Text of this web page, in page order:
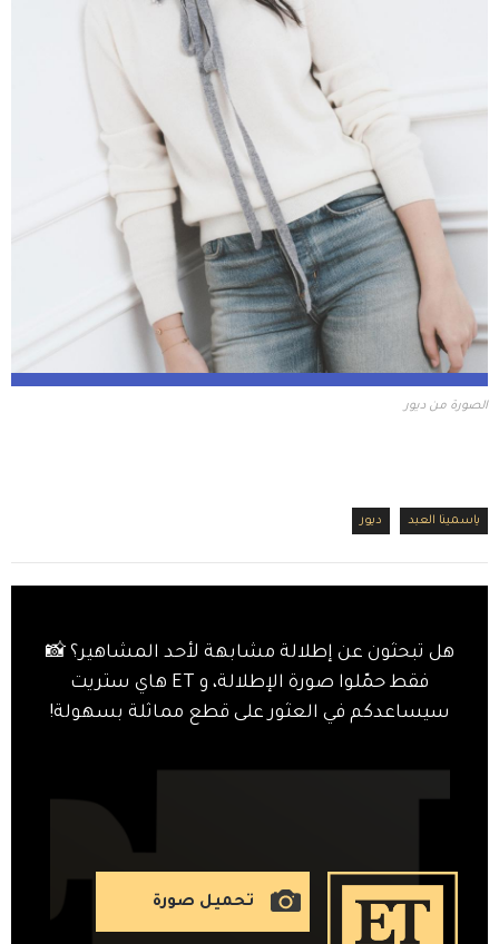
الصورة من ديور
ياسمينا العبد ديور
هل تبحثون عن إطلالة مشابهة لأحد المشاهير؟ 📸
فقط حمّلوا صورة الإطلالة، و ET هاي ستريت
سيساعدكم في العثور على قطع مماثلة بسهولة!
تحميل صورة